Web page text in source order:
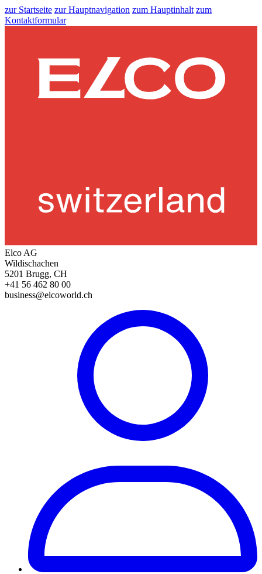
zur Startseite zur Hauptnavigation zum Hauptinhalt zum
Kontaktformular
Elco AG
Wildischachen
5201 Brugg, CH
+41 56 462 80 00
business@elcoworld.ch